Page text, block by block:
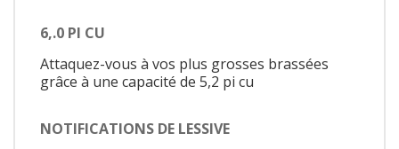
6,.0 PI CU
Attaquez-vous à vos plus grosses brassées
grâce à une capacité de 5,2 pi cu
NOTIFICATIONS DE LESSIVE